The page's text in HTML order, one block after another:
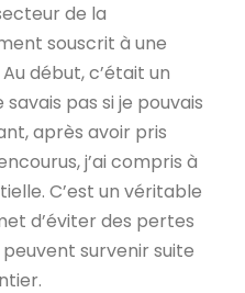
de la
souscrit à une
Au début, c’était un
pas si je pouvais
après avoir pris
j’ai compris à
C’est un véritable
d’éviter des pertes
survenir suite